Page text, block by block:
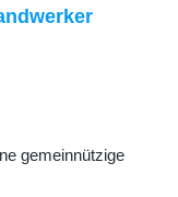
gemeinnützige